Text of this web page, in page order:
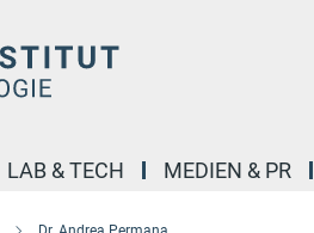
LAB & TECH MEDIEN & PR